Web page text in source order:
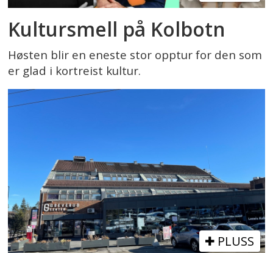
Kultursmell på Kolbotn
Høsten blir en eneste stor opptur for den som
er glad i kortreist kultur.
PLUSS